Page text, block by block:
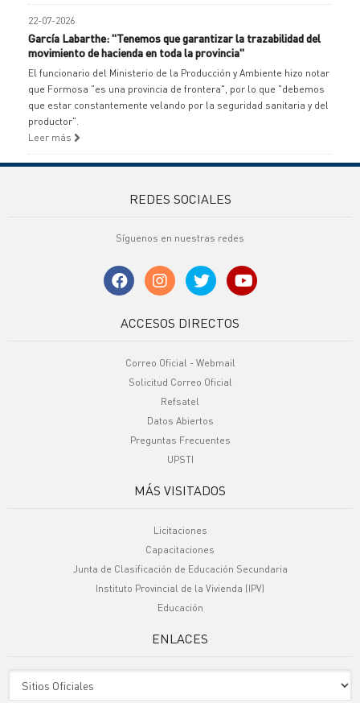
22-07-2026
García Labarthe: "Tenemos que garantizar la trazabilidad del
movimiento de hacienda en toda la provincia"
El funcionario del Ministerio de la Producción y Ambiente hizo notar
que Formosa "es una provincia de frontera", por lo que "debemos
que estar constantemente velando por la seguridad sanitaria y del
productor".
Leer más
REDES SOCIALES
Síguenos en nuestras redes
ACCESOS DIRECTOS
Correo Oficial - Webmail
Solicitud Correo Oficial
Refsatel
Datos Abiertos
Preguntas Frecuentes
UPSTI
MÁS VISITADOS
Licitaciones
Capacitaciones
Junta de Clasificación de Educación Secundaria
Instituto Provincial de la Vivienda (IPV)
Educación
ENLACES